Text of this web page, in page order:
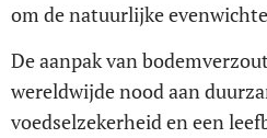
om de natuurlijke
De aanpak van
wereldwijde nood aan
voedselzekerheid en een